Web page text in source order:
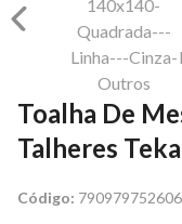
Toalha De
Talheres
Código: